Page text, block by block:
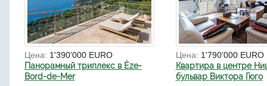
Цена: 1'390'000 EURO
Панорамный триплекс в Èze-
Bord-de-Mer
Цена: 1'790'000 EURO
Квартира в центре
бульвар Виктора Гюго